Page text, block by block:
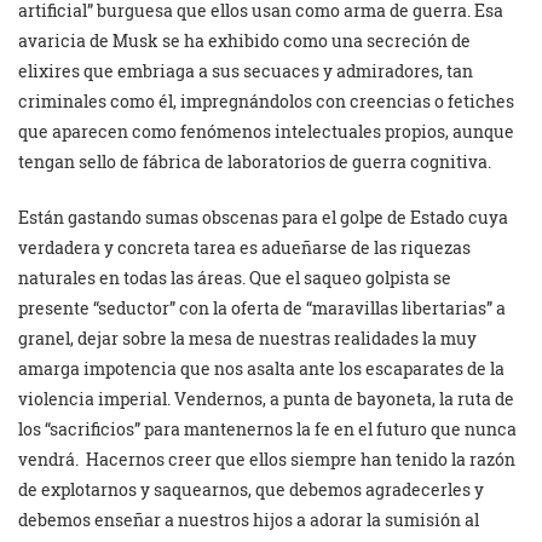
artificial” burguesa que ellos usan como arma de guerra. Esa
avaricia de Musk se ha exhibido como una secreción de
elixires que embriaga a sus secuaces y admiradores, tan
criminales como él, impregnándolos con creencias o fetiches
que aparecen como fenómenos intelectuales propios, aunque
tengan sello de fábrica de laboratorios de guerra cognitiva.
Están gastando sumas obscenas para el golpe de Estado cuya
verdadera y concreta tarea es adueñarse de las riquezas
naturales en todas las áreas. Que el saqueo golpista se
presente “seductor” con la oferta de “maravillas libertarias” a
granel, dejar sobre la mesa de nuestras realidades la muy
amarga impotencia que nos asalta ante los escaparates de la
violencia imperial. Vendernos, a punta de bayoneta, la ruta de
los “sacrificios” para mantenernos la fe en el futuro que nunca
vendrá. Hacernos creer que ellos siempre han tenido la razón
de explotarnos y saquearnos, que debemos agradecerles y
debemos enseñar a nuestros hijos a adorar la sumisión al